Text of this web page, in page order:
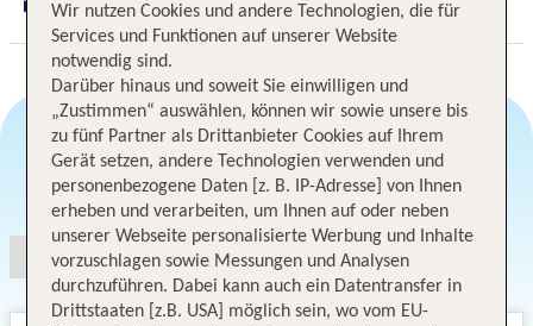
Digitaler und telefonischer 24/7 TUI Service
Angebotsauswahl
Wir nutzen Cookies und andere Technologien, die für
Services und Funktionen auf unserer Website
notwendig sind.
Darüber hinaus und soweit Sie einwilligen und
„Zustimmen“ auswählen, können wir sowie unsere bis
zu fünf Partner als Drittanbieter Cookies auf Ihrem
Gerät setzen, andere Technologien verwenden und
personenbezogene Daten [z. B. IP-Adresse] von Ihnen
erheben und verarbeiten, um Ihnen auf oder neben
unserer Webseite personalisierte Werbung und Inhalte
vorzuschlagen sowie Messungen und Analysen
durchzuführen. Dabei kann auch ein Datentransfer in
Drittstaaten [z.B. USA] möglich sein, wo vom EU-